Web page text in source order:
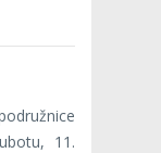
11.